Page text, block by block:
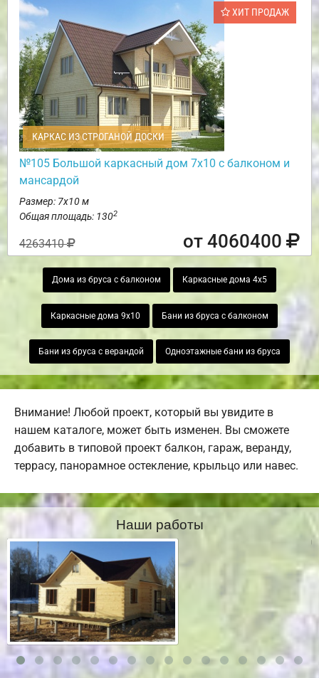
ХИТ ПРОДАЖ
КАРКАС ИЗ СТРОГАНОЙ ДОСКИ
№105 Большой каркасный дом 7х10 с балконом и
мансардой
Размер: 7х10 м
Общая площадь: 1302
4263410 от 4060400
Дома из бруса с балконом Каркасные дома 4х5
Каркасные дома 9х10 Бани из бруса с балконом
Бани из бруса с верандой Одноэтажные бани из бруса
Внимание! Любой проект, который вы увидите в
нашем каталоге, может быть изменен. Вы сможете
добавить в типовой проект балкон, гараж, веранду,
террасу, панорамное остекление, крыльцо или навес.
Наши работы